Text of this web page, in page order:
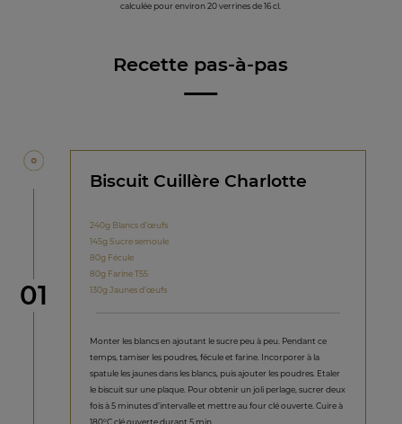
calculée pour environ 20 verrines de 16 cl.
Recette pas-à-pas
étape
01
Biscuit Cuillère Charlotte
240g Blancs d’œufs
145g Sucre semoule
80g Fécule
80g Farine T55
130g Jaunes d’œufs
Monter les blancs en ajoutant le sucre peu à peu. Pendant ce
temps, tamiser les poudres, fécule et farine. Incorporer à la
spatule les jaunes dans les blancs, puis ajouter les poudres. Etaler
le biscuit sur une plaque. Pour obtenir un joli perlage, sucrer deux
fois à 5 minutes d’intervalle et mettre au four clé ouverte. Cuire à
180°C clé ouverte durant 5 min.